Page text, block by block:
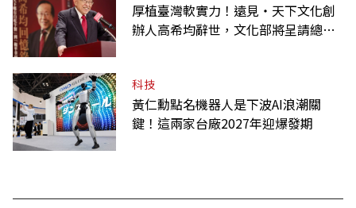
厚植臺灣軟實力！遠見‧天下文化創
辦人高希均辭世，文化部將呈請總統
科技
黃仁勳點名機器人是下波AI浪潮關
鍵！這兩家台廠2027年迎爆發期